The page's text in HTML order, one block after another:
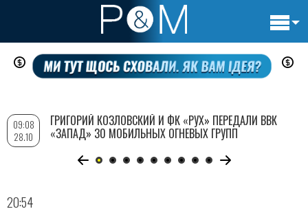
Перейти
содержанию
20:54
09:08
28.10
ГРИГОРИЙ КОЗЛОВСКИЙ И ФК «РУХ» ПЕРЕДАЛИ ВВК
«ЗАПАД» 30 МОБИЛЬНЫХ ОГНЕВЫХ ГРУПП